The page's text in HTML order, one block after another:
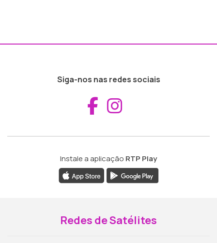
Siga-nos nas redes sociais
Aceder ao
Instale a aplicação RTP Play
Redes de Satélites